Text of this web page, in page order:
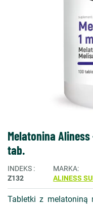
Melatonina
tab.
INDEKS
Z132
MARKA
ALINESS
Tabletki z melatoniną